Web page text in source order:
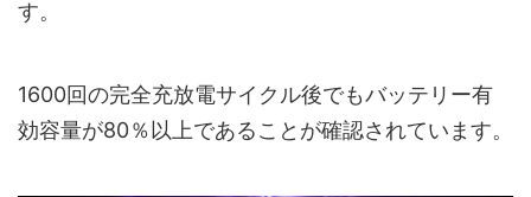
す。
1600回の完全充放電サイクル後でもバッテリー有
効容量が80％以上であることが確認されています。